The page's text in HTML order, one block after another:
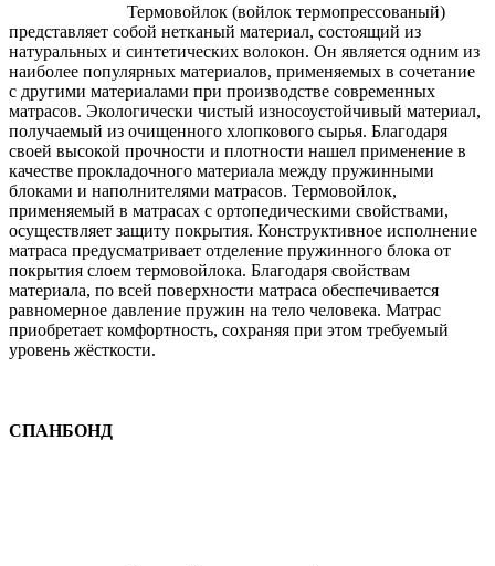
Термовойлок (войлок термопрессованый)
представляет собой нетканый материал, состоящий из
натуральных и синтетических волокон. Он является одним из
наиболее популярных материалов, применяемых в сочетание
с другими материалами при производстве современных
матрасов. Экологически чистый износоустойчивый материал,
получаемый из очищенного хлопкового сырья. Благодаря
своей высокой прочности и плотности нашел применение в
качестве прокладочного материала между пружинными
блоками и наполнителями матрасов. Термовойлок,
применяемый в матрасах с ортопедическими свойствами,
осуществляет защиту покрытия. Конструктивное исполнение
матраса предусматривает отделение пружинного блока от
покрытия слоем термовойлока. Благодаря свойствам
материала, по всей поверхности матраса обеспечивается
равномерное давление пружин на тело человека. Матрас
приобретает комфортность, сохраняя при этом требуемый
уровень жёсткости.
СПАНБОНД